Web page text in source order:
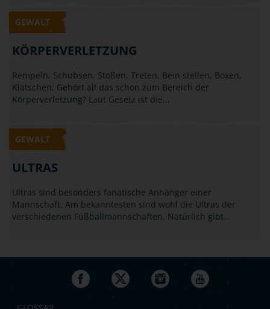
GEWALT
KÖRPERVERLETZUNG
Rempeln, Schubsen, Stoßen, Treten, Bein stellen, Boxen,
Klatschen: Gehört all das schon zum Bereich der
Körperverletzung? Laut Gesetz ist die…
GEWALT
ULTRAS
Ultras sind besonders fanatische Anhänger einer
Mannschaft. Am bekanntesten sind wohl die Ultras der
verschiedenen Fußballmannschaften. Natürlich gibt…